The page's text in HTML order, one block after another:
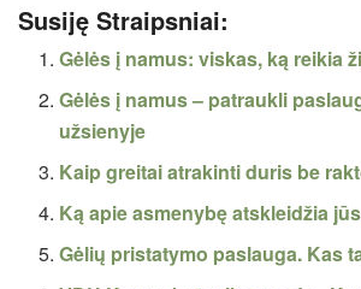
Susiję Straipsniai:
Gėlės į namus: viskas, ką reikia
Gėlės į namus – patraukli
užsienyje
Kaip greitai atrakinti duris be
Ką apie asmenybę atskleidžia
Gėlių pristatymo paslauga. Kas